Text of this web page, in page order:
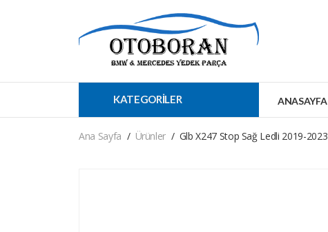
KATEGORİLER ANASAYFA
Ana Sayfa Ürünler Glb X247 Stop Sağ Ledli 2019-2023